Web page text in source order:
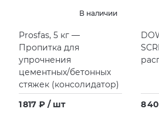
PERONDA
PORCELANOSA
В наличии
Prosfas, 5 кг —
Пропитка для
упрочнения
цементных/бетонных
стяжек (консолидатор)
1 817 ₽ / шт
8